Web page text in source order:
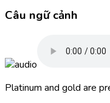
Câu ngữ cảnh
Platinum and gold are